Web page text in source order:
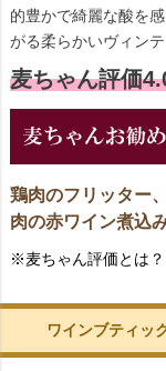
的豊かで綺麗な酸を
がる柔らかいヴィンテ
麦ちゃん評価
鶏肉のフリッター
肉の赤ワイン煮込
※麦ちゃん評価とは？
ワインブティッ